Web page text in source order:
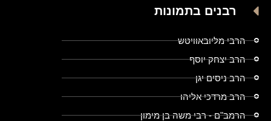
רבנים בתמונות
הרבי מליובאוויטש
הרב יצחק יוסף
הרב ניסים יגן
הרב מרדכי אליהו
הרמב"ם - רבי משה בן מימון